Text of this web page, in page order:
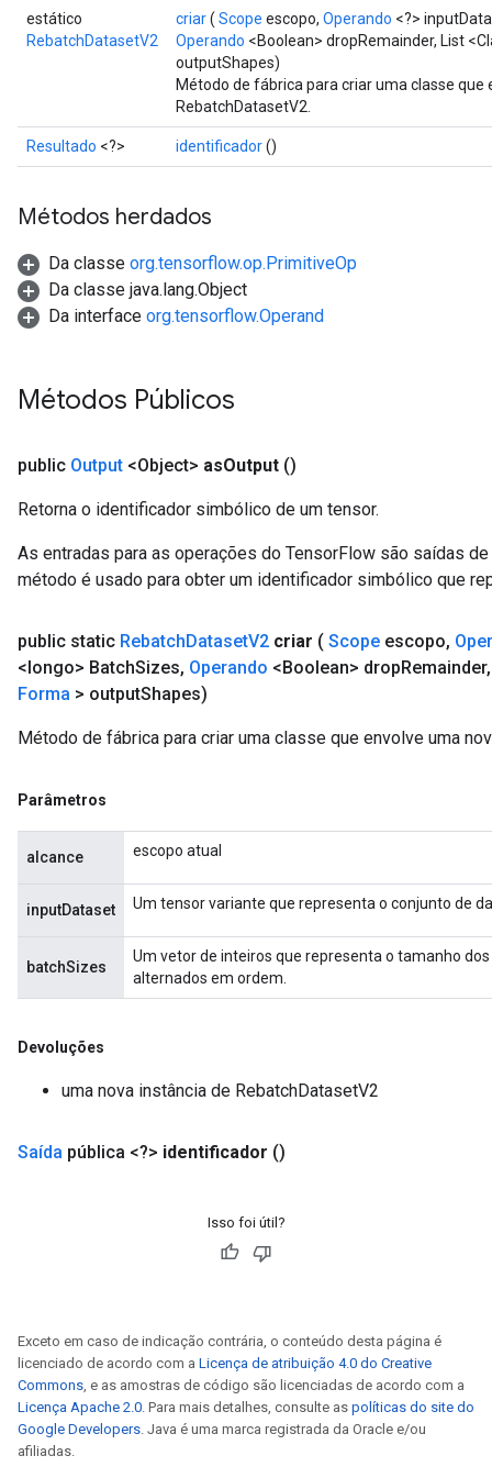
estático
RebatchDatasetV2
criar( Scope escopo, Operando <?>
Operando <Boolean> dropRemainder, List
outputShapes)
Método de fábrica para criar uma classe que
RebatchDatasetV2.
Resultado <?> identificador()
Métodos herdados
Da classe org.tensorflow.op.PrimitiveOp
Da classe java.lang.Object
Da interface org.tensorflow.Operand
Métodos Públicos
public Output <Object> asOutput ()
Retorna o identificador simbólico de um tensor.
As entradas para as operações do TensorFlow são saídas
método é usado para obter um identificador simbólico que
public static RebatchDatasetV2 criar ( Scope escopo,
<longo> BatchSizes, Operando <Boolean> dropRemainder,
Forma > outputShapes)
Método de fábrica para criar uma classe que envolve uma
Parâmetros
alcance escopo atual
inputDataset Um tensor variante que representa o conjunto de
batchSizes
Um vetor de inteiros que representa o tamanho
alternados em ordem.
Devoluções
uma nova instância de RebatchDatasetV2
Saída pública <?> identificador ()
Isso foi útil?
Exceto em caso de indicação contrária, o conteúdo desta página é
licenciado de acordo com a Licença de atribuição 4.0 do Creative
Commons, e as amostras de código são licenciadas de acordo com a
Licença Apache 2.0. Para mais detalhes, consulte as políticas do site do
Google Developers. Java é uma marca registrada da Oracle e/ou
afiliadas.